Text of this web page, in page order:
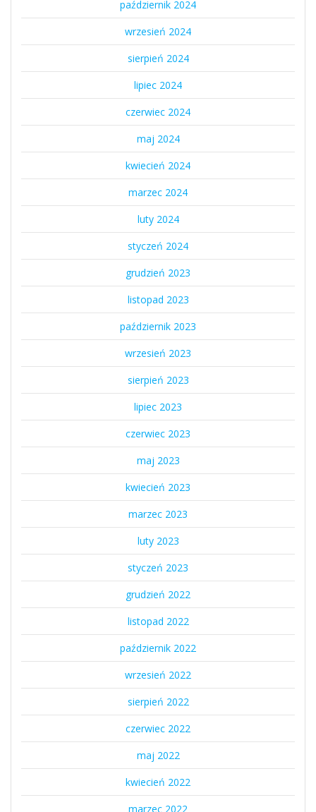
październik 2024
wrzesień 2024
sierpień 2024
lipiec 2024
czerwiec 2024
maj 2024
kwiecień 2024
marzec 2024
luty 2024
styczeń 2024
grudzień 2023
listopad 2023
październik 2023
wrzesień 2023
sierpień 2023
lipiec 2023
czerwiec 2023
maj 2023
kwiecień 2023
marzec 2023
luty 2023
styczeń 2023
grudzień 2022
listopad 2022
październik 2022
wrzesień 2022
sierpień 2022
czerwiec 2022
maj 2022
kwiecień 2022
marzec 2022